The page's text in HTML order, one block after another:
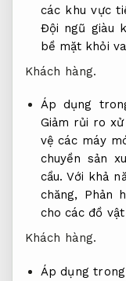
các khu vực
Đội ngũ giàu
bề mặt khỏi
Khách hàng.
Áp dụng
Giảm rủi ro xử
vệ các máy
chuyền sản
cầu. Với khả
chăng, Phản
cho các đồ
Khách hàng.
Áp dụng